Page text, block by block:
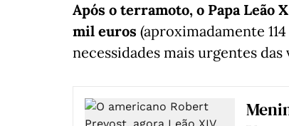
Após o terramoto, o Papa Leão
mil euros (aproximadamente
necessidades mais urgentes das